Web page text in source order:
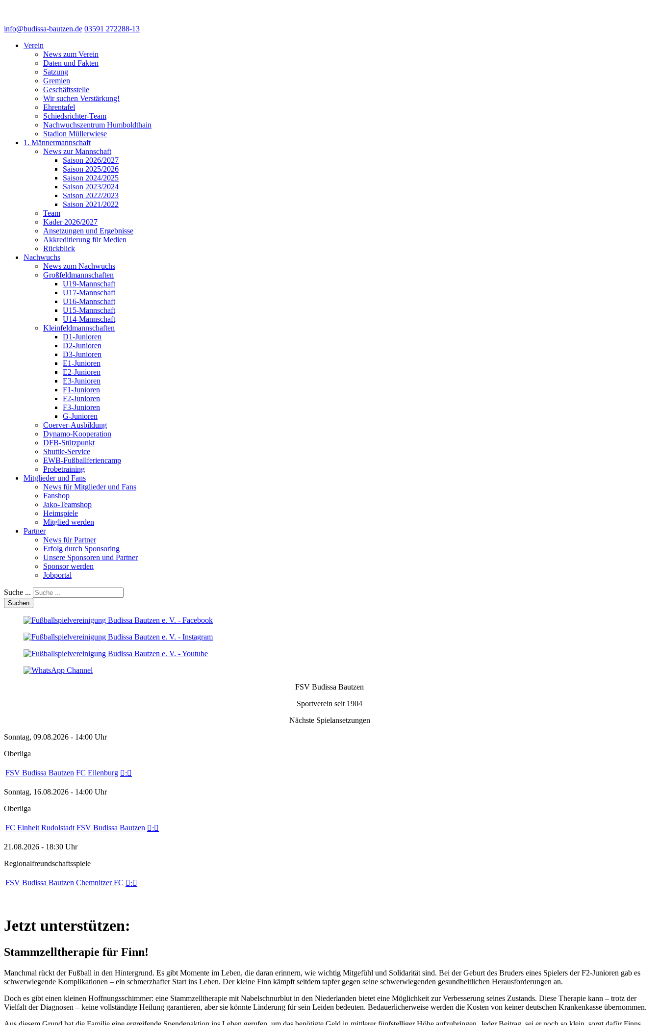
info@budissa-bautzen.de 03591 272288-13
Verein
News zum Verein
Daten und Fakten
Satzung
Gremien
Geschäftsstelle
Wir suchen Verstärkung!
Ehrentafel
Schiedsrichter-Team
Nachwuchszentrum Humboldthain
Stadion Müllerwiese
1. Männermannschaft
News zur Mannschaft
Saison 2026/2027
Saison 2025/2026
Saison 2024/2025
Saison 2023/2024
Saison 2022/2023
Saison 2021/2022
Team
Kader 2026/2027
Ansetzungen und Ergebnisse
Akkreditierung für Medien
Rückblick
Nachwuchs
News zum Nachwuchs
Großfeldmannschaften
U19-Mannschaft
U17-Mannschaft
U16-Mannschaft
U15-Mannschaft
U14-Mannschaft
Kleinfeldmannschaften
D1-Junioren
D2-Junioren
D3-Junioren
E1-Junioren
E2-Junioren
E3-Junioren
F1-Junioren
F2-Junioren
F3-Junioren
G-Junioren
Coerver-Ausbildung
Dynamo-Kooperation
DFB-Stützpunkt
Shuttle-Service
EWB-Fußballferiencamp
Probetraining
Mitglieder und Fans
News für Mitglieder und Fans
Fanshop
Jako-Teamshop
Heimspiele
Mitglied werden
Partner
News für Partner
Erfolg durch Sponsoring
Unsere Sponsoren und Partner
Sponsor werden
Jobportal
Suche ...
Suchen
FSV Budissa Bautzen
Sportverein seit 1904
Nächste Spielansetzungen
Sonntag, 09.08.2026 - 14:00 Uhr
Oberliga
FSV Budissa Bautzen FC Eilenburg :
Sonntag, 16.08.2026 - 14:00 Uhr
Oberliga
FC Einheit Rudolstadt FSV Budissa Bautzen :
21.08.2026 - 18:30 Uhr
Regionalfreundschaftsspiele
FSV Budissa Bautzen Chemnitzer FC :
Jetzt unterstützen:
Stammzelltherapie für Finn!
Manchmal rückt der Fußball in den Hintergrund. Es gibt Momente im Leben, die daran erinnern, wie wichtig Mitgefühl und Solidarität sind. Bei der Geburt des Bruders eines Spielers der F2-Junioren gab es
schwerwiegende Komplikationen – ein schmerzhafter Start ins Leben. Der kleine Finn kämpft seitdem tapfer gegen seine schwerwiegenden gesundheitlichen Herausforderungen an.
Doch es gibt einen kleinen Hoffnungsschimmer: eine Stammzelltherapie mit Nabelschnurblut in den Niederlanden bietet eine Möglichkeit zur Verbesserung seines Zustands. Diese Therapie kann – trotz der
Vielfalt der Diagnosen – keine vollständige Heilung garantieren, aber sie könnte Linderung für sein Leiden bedeuten. Bedauerlicherweise werden die Kosten von keiner deutschen Krankenkasse übernommen.